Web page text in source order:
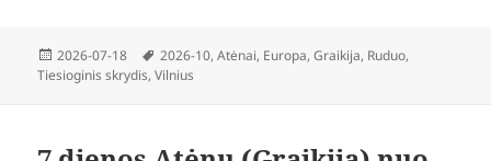
Paskelbta
2026-07-18 Žymos
2026-10,Atėnai, Europa,Graikija, Ruduo,
Tiesioginis skrydis,Vilnius